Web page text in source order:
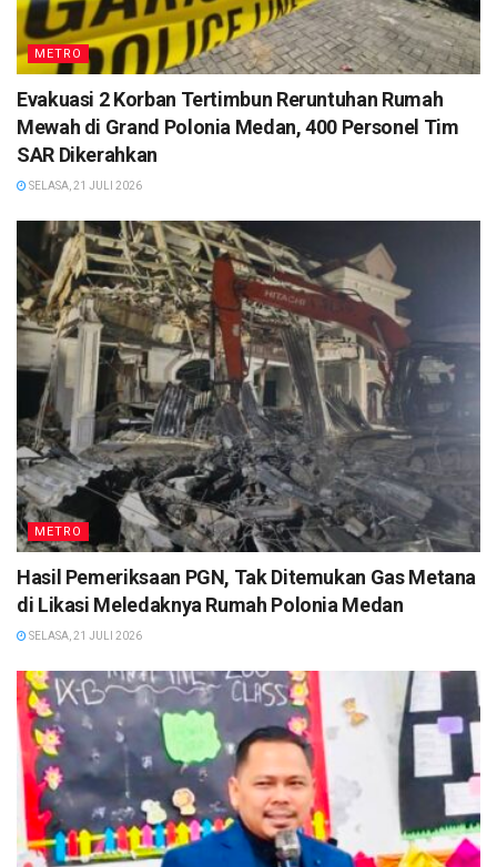
METRO
Evakuasi 2 Korban Tertimbun Reruntuhan Rumah
Mewah di Grand Polonia Medan, 400 Personel Tim
SAR Dikerahkan
SELASA, 21 JULI 2026
METRO
Hasil Pemeriksaan PGN, Tak Ditemukan Gas Metana
di Likasi Meledaknya Rumah Polonia Medan
SELASA, 21 JULI 2026